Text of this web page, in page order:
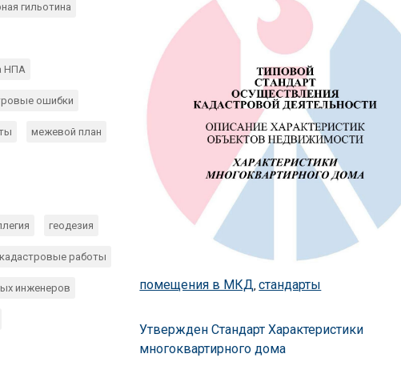
гильотина
НПА
ошибки
межевой план
геодезия
работы
инженеров помещения в МКД ,стандарты
Утвержден Стандарт Характеристики
многоквартирного дома